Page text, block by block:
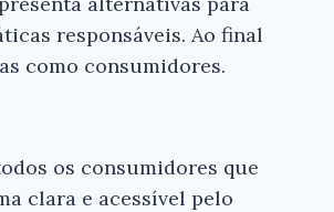
responsáveis. Ao final
como consumidores.
os consumidores que
clara e acessível pelo